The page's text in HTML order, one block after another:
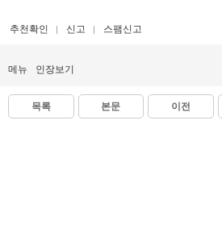
추천확인 신고 스팸신고
메뉴 인장보기
목록 본문 이전